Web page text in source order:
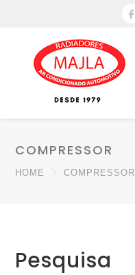
COMPRESSOR
HOME COMPRESSOR
Pesquisa